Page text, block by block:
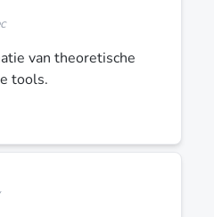
van theoretische
tools.